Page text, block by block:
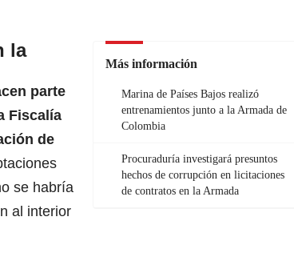
Más información
Marina de Países Bajos realizó
entrenamientos junto a la Armada de
Colombia
Procuraduría investigará presuntos
hechos de corrupción en licitaciones
de contratos en la Armada
la
parte
Fiscalía
de
se habría
al interior